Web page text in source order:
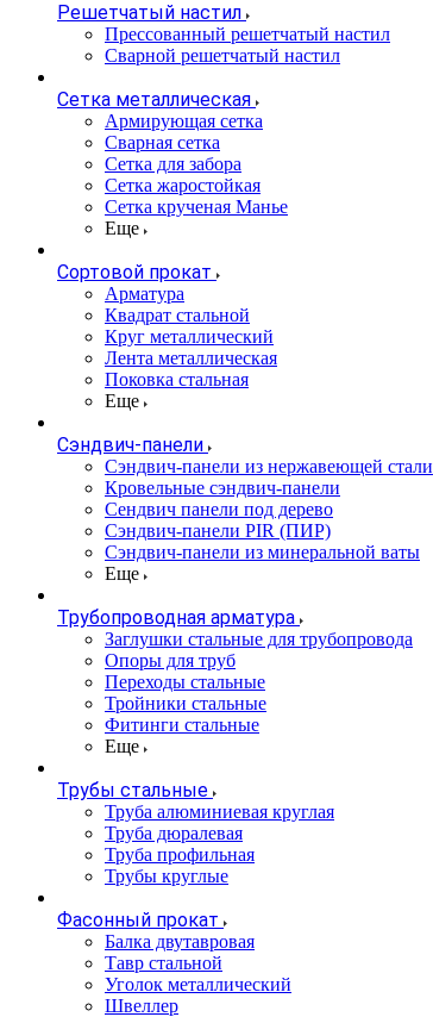
Решетчатый настил
Прессованный решетчатый настил
Сварной решетчатый настил
Сетка металлическая
Армирующая сетка
Сварная сетка
Сетка для забора
Сетка жаростойкая
Сетка крученая Манье
Еще
Сортовой прокат
Арматура
Квадрат стальной
Круг металлический
Лента металлическая
Поковка стальная
Еще
Сэндвич-панели
Cэндвич-панели из нержавеющей стали
Кровельные сэндвич-панели
Сендвич панели под дерево
Сэндвич-панели PIR (ПИР)
Сэндвич-панели из минеральной ваты
Еще
Трубопроводная арматура
Заглушки стальные для трубопровода
Опоры для труб
Переходы стальные
Тройники стальные
Фитинги стальные
Еще
Трубы стальные
Труба алюминиевая круглая
Труба дюралевая
Труба профильная
Трубы круглые
Фасонный прокат
Балка двутавровая
Тавр стальной
Уголок металлический
Швеллер